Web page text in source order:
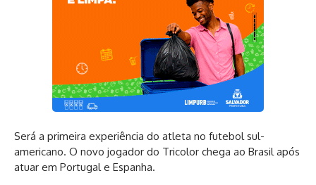
Será a primeira experiência do atleta no futebol sul-
americano. O novo jogador do Tricolor chega ao Brasil após
atuar em Portugal e Espanha.